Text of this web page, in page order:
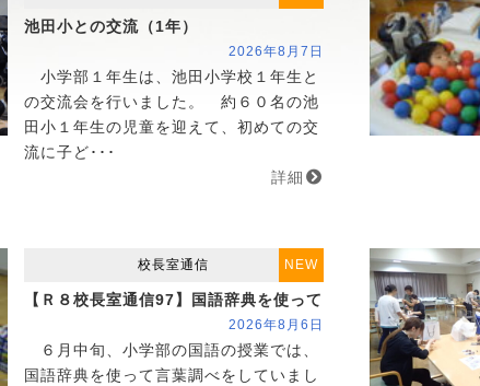
池田小との交流（1年）
2026年8月7日
小学部１年生は、池田小学校１年生と
の交流会を行いました。 約６０名の池
田小１年生の児童を迎えて、初めての交
流に子ど･･･
詳細
NEW
校長室通信
【Ｒ８校長室通信97】国語辞典を使って
2026年8月6日
６月中旬、小学部の国語の授業では、
国語辞典を使って言葉調べをしていまし